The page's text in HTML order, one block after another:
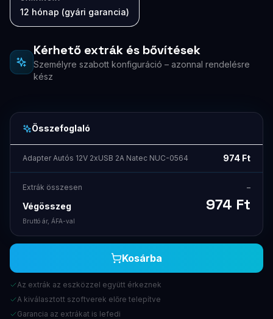
12 hónap (gyári garancia)
Kérhető extrák és bővítések
Személyre szabott konfiguráció – azonnal rendelésre
kész
Összefoglaló
Adapter Autós 12V 2xUSB 2A Natec NUC-0564 974 Ft
Extrák összesen –
Végösszeg 974 Ft
Bruttó ár, ÁFA-val
Kosárba
Az extrák az eszközzel együtt érkeznek
A kiválasztott szoftverek előre telepítve
Garancia az extrákat is lefedi